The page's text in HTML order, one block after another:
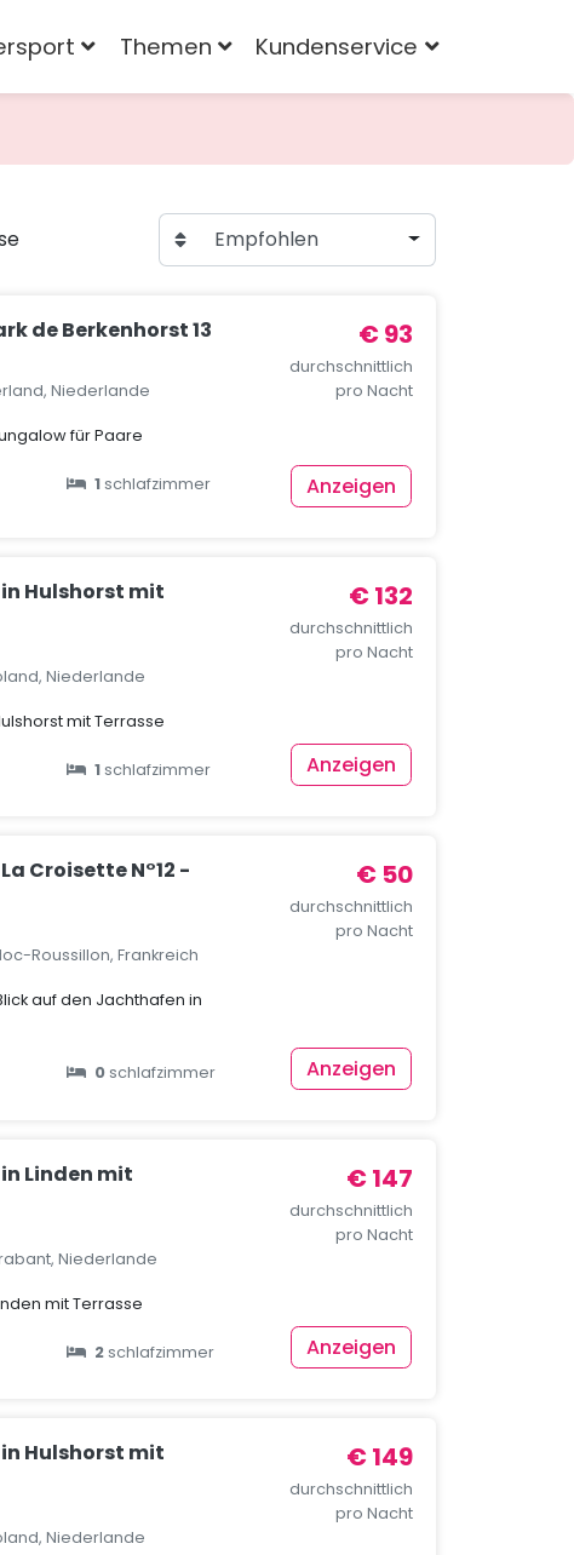
Themen Kundenservice
Empfohlen
de Berkenhorst 13
Niederlande
für Paare
1schlafzimmer
€ 93
durchschnittlich
pro Nacht
Anzeigen
Hulshorst mit
Niederlande
mit Terrasse
1schlafzimmer
€ 132
durchschnittlich
pro Nacht
Anzeigen
Croisette N°12 -
Roussillon, Frankreich
auf den Jachthafen in
0schlafzimmer
€ 50
durchschnittlich
pro Nacht
Anzeigen
Linden mit
Niederlande
mit Terrasse
2schlafzimmer
€ 147
durchschnittlich
pro Nacht
Anzeigen
Hulshorst mit
Niederlande
€ 149
durchschnittlich
pro Nacht